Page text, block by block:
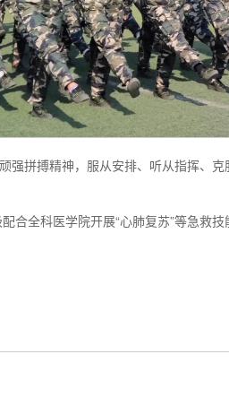
强拼搏精神，服从安排、听从指挥、
合全科医学院开展“心肺复苏”等急